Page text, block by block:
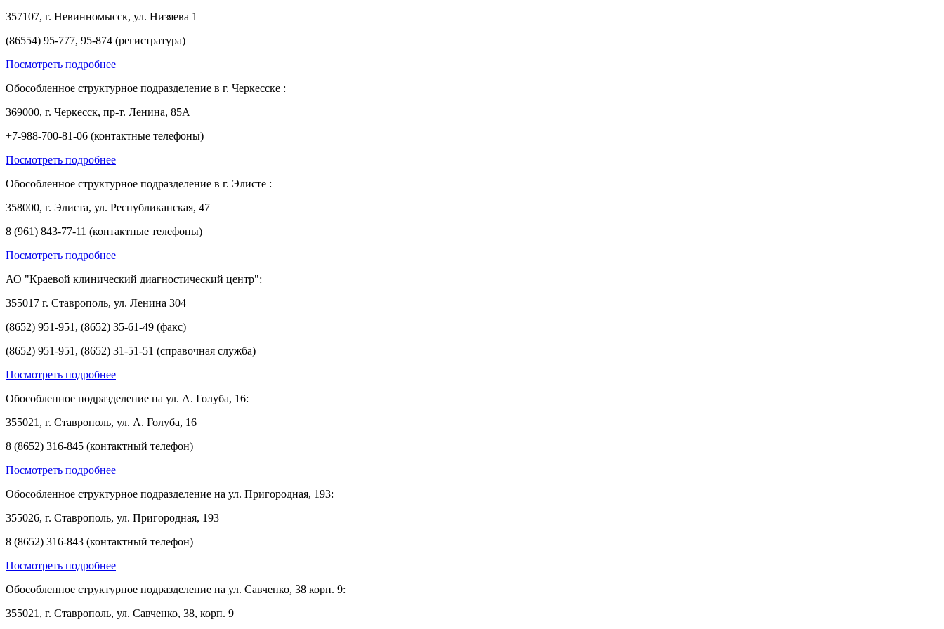
357107, г. Невинномысск, ул. Низяева 1
(86554) 95-777, 95-874 (регистратура)
Посмотреть подробнее
Обособленное структурное подразделение в г. Черкесске :
369000, г. Черкесск, пр-т. Ленина, 85А
+7-988-700-81-06 (контактные телефоны)
Посмотреть подробнее
Обособленное структурное подразделение в г. Элисте :
358000, г. Элиста, ул. Республиканская, 47
8 (961) 843-77-11 (контактные телефоны)
Посмотреть подробнее
АО "Краевой клинический диагностический центр":
355017 г. Ставрополь, ул. Ленина 304
(8652) 951-951, (8652) 35-61-49 (факс)
(8652) 951-951, (8652) 31-51-51 (справочная служба)
Посмотреть подробнее
Обособленное подразделение на ул. А. Голуба, 16:
355021, г. Ставрополь, ул. А. Голуба, 16
8 (8652) 316-845 (контактный телефон)
Посмотреть подробнее
Обособленное структурное подразделение на ул. Пригородная, 193:
355026, г. Ставрополь, ул. Пригородная, 193
8 (8652) 316-843 (контактный телефон)
Посмотреть подробнее
Обособленное структурное подразделение на ул. Савченко, 38 корп. 9:
355021, г. Ставрополь, ул. Савченко, 38, корп. 9